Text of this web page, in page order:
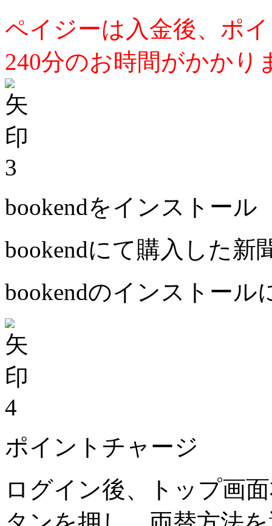
ペイジーは入金後、ポ
240分のお時間がかかり
3
bookendをインストール
bookendにて購入した新
bookendのインストール
4
ポイントチャージ
ログイン後、トップ画